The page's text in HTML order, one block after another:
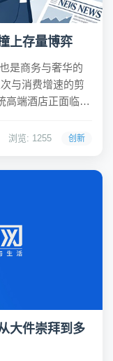
上存量博弈
是商务与奢华的
与消费增速的剪
高端酒店正面临前
不再等同于消费升
浏览: 1255 创新
大件崇拜到多